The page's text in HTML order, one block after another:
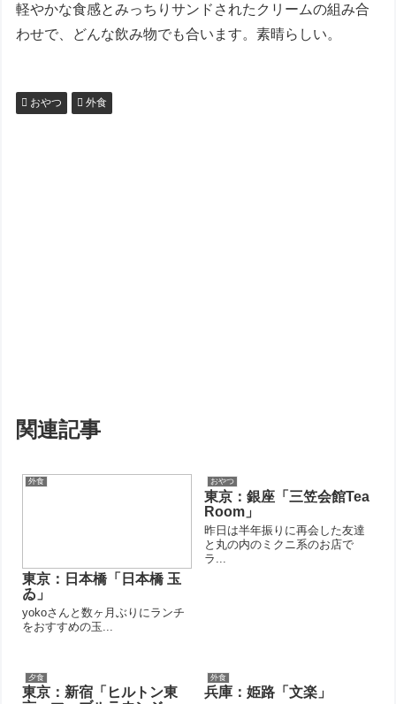
軽やかな食感とみっちりサンドされたクリームの組み合
わせで、どんな飲み物でも合います。素晴らしい。
おやつ 外食
関連記事
外食
東京：日本橋「日本橋 玉
ゐ」
yokoさんと数ヶ月ぶりにランチ
をおすすめの玉...
おやつ
東京：銀座「三笠会館Tea
Room」
昨日は半年振りに再会した友達
と丸の内のミクニ系のお店で
ラ...
夕食
東京：新宿「ヒルトン東
外食
兵庫：姫路「文楽」